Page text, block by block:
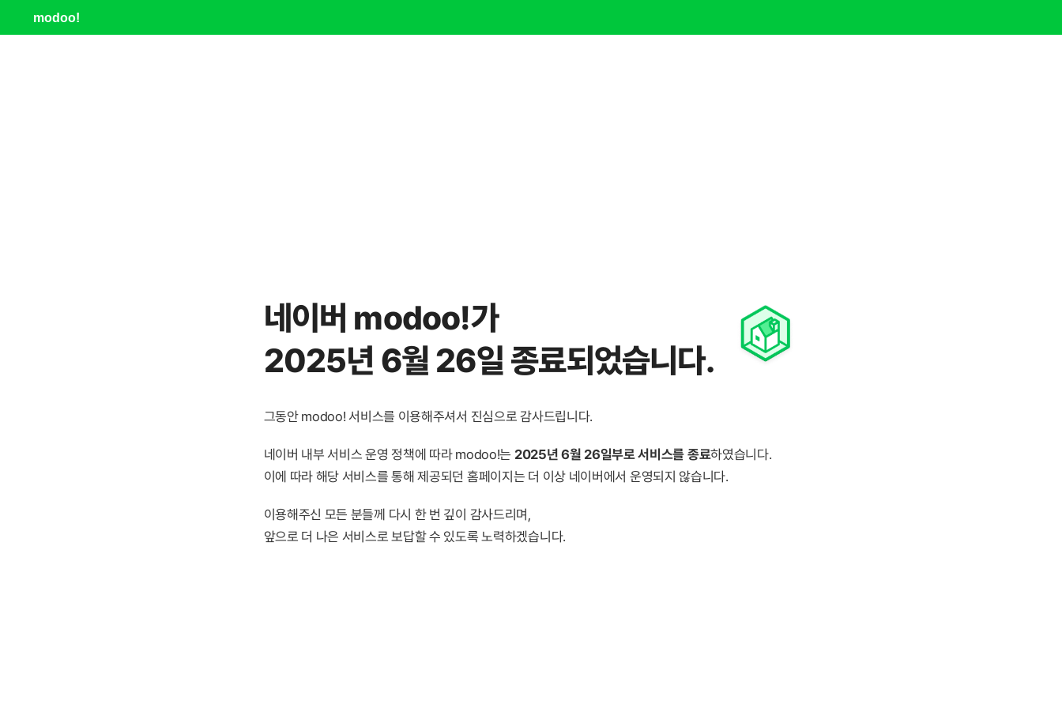
modoo!
네이버 modoo!가
2025년 6월 26일 종료되었습니다.
그동안 modoo! 서비스를 이용해주셔서 진심으로 감사드립니다.
네이버 내부 서비스 운영 정책에 따라 modoo!는 2025년 6월 26일부로 서비스를 종료하였습니다.
이에 따라 해당 서비스를 통해 제공되던 홈페이지는 더 이상 네이버에서 운영되지 않습니다.
이용해주신 모든 분들께 다시 한 번 깊이 감사드리며,
앞으로 더 나은 서비스로 보답할 수 있도록 노력하겠습니다.